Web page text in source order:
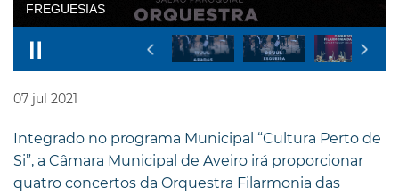
FREGUESIAS
07 jul 2021
Integrado no programa Municipal “Cultura Perto de
Si”, a Câmara Municipal de Aveiro irá proporcionar
quatro concertos da Orquestra Filarmonia das